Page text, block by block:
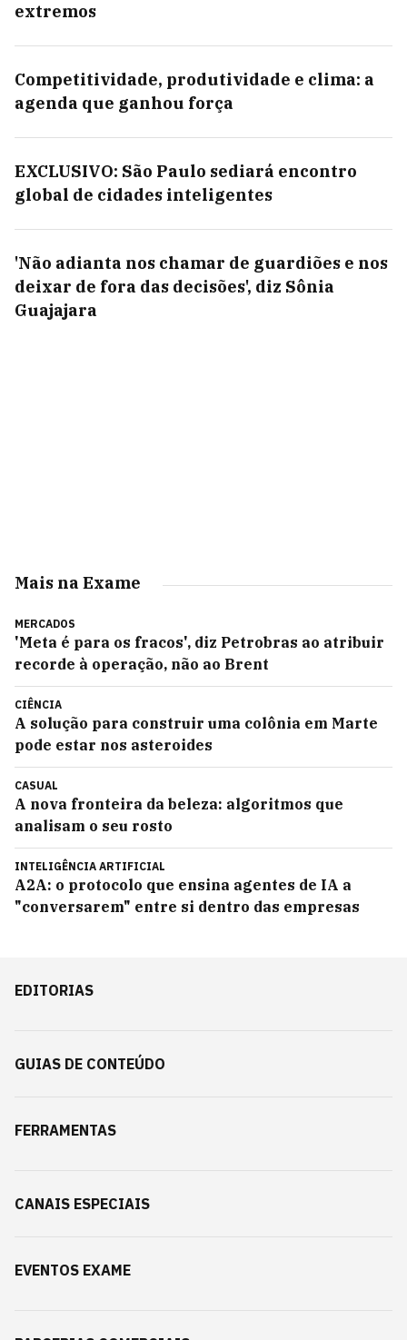
extremos
Competitividade, produtividade e clima: a
agenda que ganhou força
EXCLUSIVO: São Paulo sediará encontro
global de cidades inteligentes
'Não adianta nos chamar de guardiões e nos
deixar de fora das decisões', diz Sônia
Guajajara
Mais na Exame
MERCADOS
'Meta é para os fracos', diz Petrobras ao atribuir
recorde à operação, não ao Brent
CIÊNCIA
A solução para construir uma colônia em Marte
pode estar nos asteroides
CASUAL
A nova fronteira da beleza: algoritmos que
analisam o seu rosto
INTELIGÊNCIA ARTIFICIAL
A2A: o protocolo que ensina agentes de IA a
"conversarem" entre si dentro das empresas
EDITORIAS
GUIAS DE CONTEÚDO
FERRAMENTAS
CANAIS ESPECIAIS
EVENTOS EXAME